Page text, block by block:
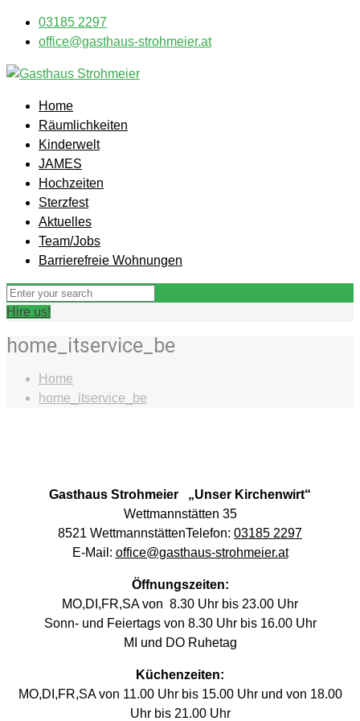
03185 2297
office@gasthaus-strohmeier.at
Home
Räumlichkeiten
Kinderwelt
JAMES
Hochzeiten
Sterzfest
Aktuelles
Team/Jobs
Barrierefreie Wohnungen
Hire us!
home_itservice_be
Home
home_itservice_be
Gasthaus Strohmeier „Unser Kirchenwirt“
Wettmannstätten 35
8521 WettmannstättenTelefon: 03185 2297
E-Mail: office@gasthaus-strohmeier.at
Öffnungszeiten:
MO,DI,FR,SA von 8.30 Uhr bis 23.00 Uhr
Sonn- und Feiertags von 8.30 Uhr bis 16.00 Uhr
MI und DO Ruhetag
Küchenzeiten:
MO,DI,FR,SA von 11.00 Uhr bis 15.00 Uhr und von 18.00
Uhr bis 21.00 Uhr